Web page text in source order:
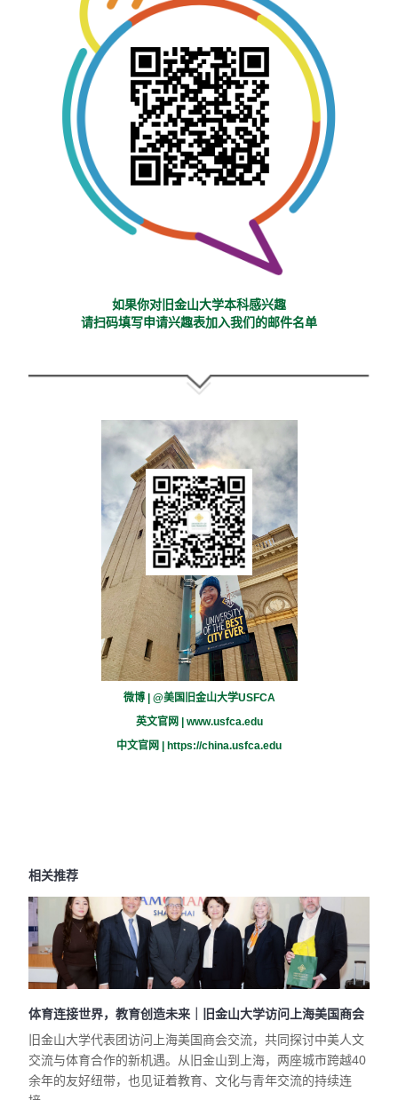
如果你对旧金山大学本科感兴趣
请扫码填写申请兴趣表加入我们的邮件名单
微博 | @美国旧金山大学USFCA
英文官网 | www.usfca.edu
中文官网 |
https://china.usfca.edu
相关推荐
体育连接世界，教育创造未来｜旧金山大学访问上海美国商会
旧金山大学代表团访问上海美国商会交流，共同探讨中美人文
交流与体育合作的新机遇。从旧金山到上海，两座城市跨越40
余年的友好纽带，也见证着教育、文化与青年交流的持续连